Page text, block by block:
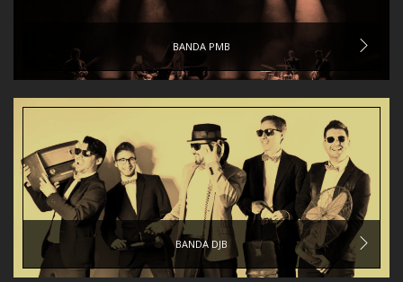
BANDA PMB
BANDA DJB